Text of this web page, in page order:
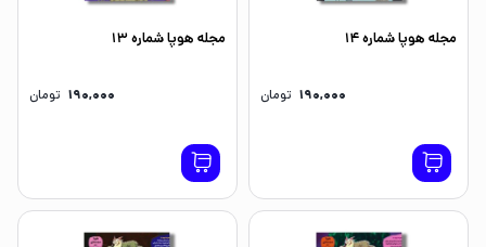
مجله هوپا شماره 14
190,000 تومان
مجله هوپا شماره 13
190,000 تومان